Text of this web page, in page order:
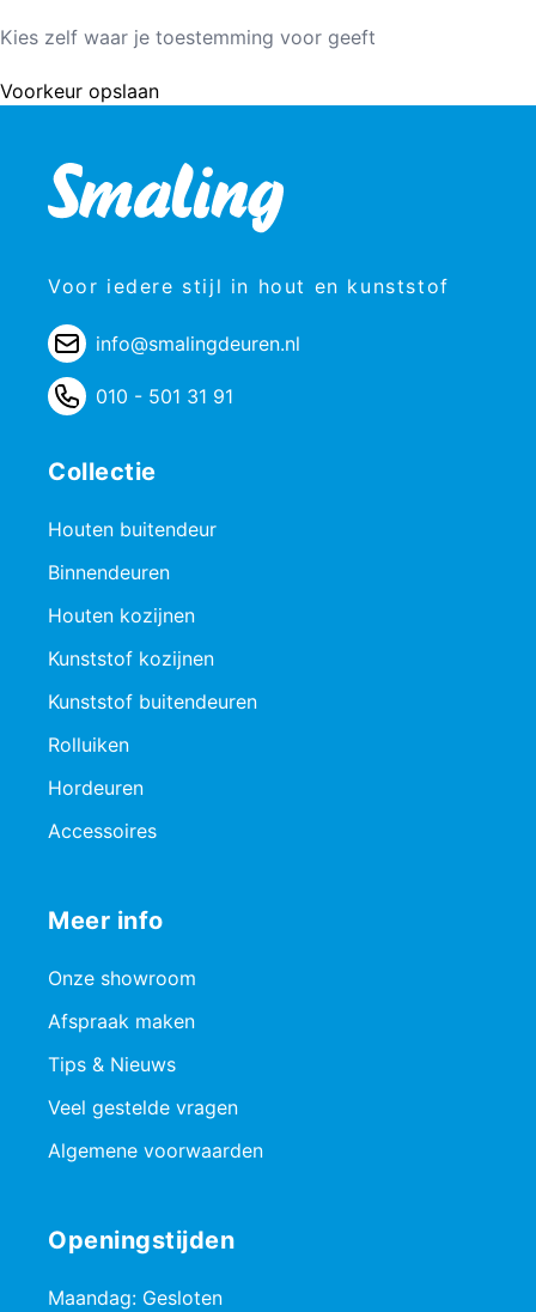
Kies zelf waar je toestemming voor geeft
Voorkeur opslaan
Voor iedere stijl in hout en kunststof
info@smalingdeuren.nl
010 - 501 31 91
Collectie
Houten buitendeur
Binnendeuren
Houten kozijnen
Kunststof kozijnen
Kunststof buitendeuren
Rolluiken
Hordeuren
Accessoires
Meer info
Onze showroom
Afspraak maken
Tips & Nieuws
Veel gestelde vragen
Algemene voorwaarden
Openingstijden
Maandag: Gesloten